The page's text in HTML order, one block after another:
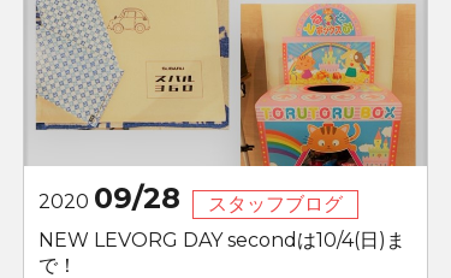
2020 09/28
スタッフブログ
NEW LEVORG DAY secondは10/4(日)ま
で！